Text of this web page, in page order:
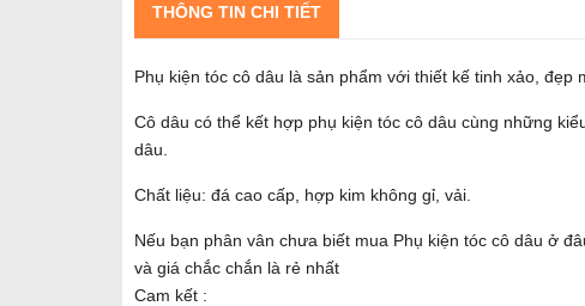
THÔNG TIN CHI TIẾT
Phụ kiện tóc cô dâu là sản phẩm với thiết kế tinh xảo,
Cô dâu có thể kết hợp phụ kiện tóc cô dâu cùng những
dâu.
Chất liệu: đá cao cấp, hợp kim không gỉ, vải.
Nếu bạn phân vân chưa biết mua Phụ kiện tóc cô dâu ở
và giá chắc chắn là rẻ nhất
Cam kết :